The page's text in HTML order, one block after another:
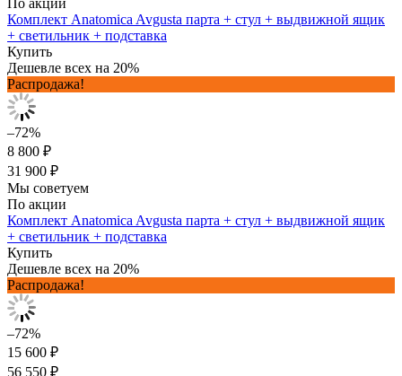
Комплект Anatomica Avgusta парта + стул + выдвижной ящик
+ светильник + подставка
Купить
Дешевле всех на 20%
Распродажа!
–72%
8 800 ₽
31 900 ₽
Мы советуем
По акции
Комплект Anatomica Avgusta парта + стул + выдвижной ящик
+ светильник + подставка
Купить
Дешевле всех на 20%
Распродажа!
–72%
15 600 ₽
56 550 ₽